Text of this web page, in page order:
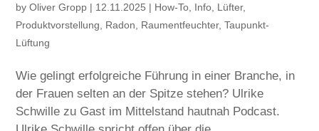
byOliver Gropp | 12.11.2025 | How-To Info Lüfter,
Produktvorstellung
Radon Raumentfeuchter,Taupunkt-
Lüftung
Wie gelingt erfolgreiche Führung in einer Branche, in
der Frauen selten an der Spitze stehen? Ulrike
Schwille zu Gast im Mittelstand hautnah Podcast.